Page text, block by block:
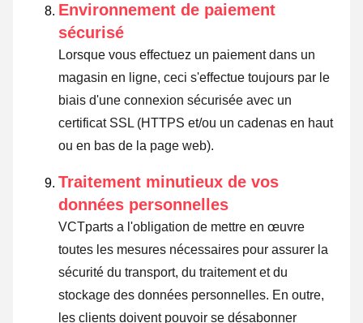
Environnement de paiement
sécurisé
Lorsque vous effectuez un paiement dans un
magasin en ligne, ceci s'effectue toujours par le
biais d'une connexion sécurisée avec un
certificat SSL (HTTPS et/ou un cadenas en haut
ou en bas de la page web).
Traitement minutieux de vos
données personnelles
VCTparts a l'obligation de mettre en œuvre
toutes les mesures nécessaires pour assurer la
sécurité du transport, du traitement et du
stockage des données personnelles. En outre,
les clients doivent pouvoir se désabonner